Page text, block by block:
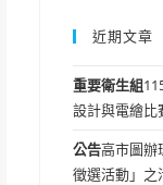
近期文章
重要衛生組
設計與電繪比
公告高市圖辦
徵選活動」之